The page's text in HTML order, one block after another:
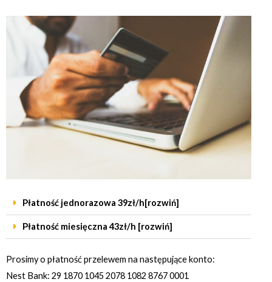
Płatność jednorazowa 39zł/h[rozwiń]
Płatność miesięczna 43zł/h [rozwiń]
Prosimy o płatność przelewem na następujące konto:
Nest Bank: 29 1870 1045 2078 1082 8767 0001